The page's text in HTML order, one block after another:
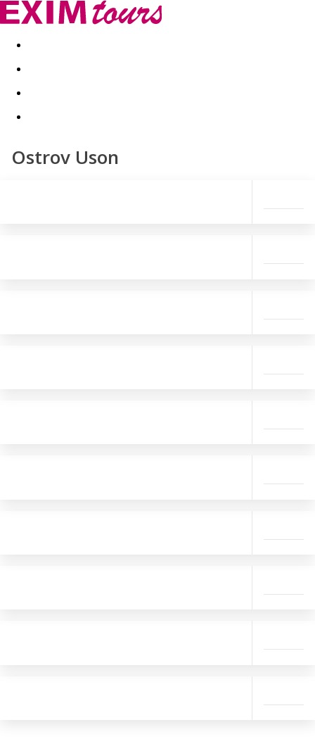
Akční nabídky Last minute
Ostrov Uson